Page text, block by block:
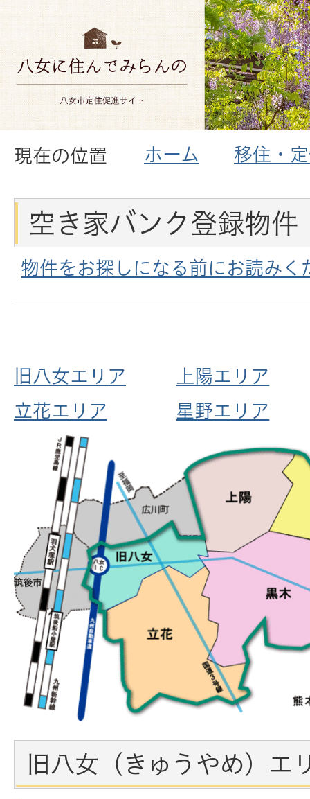
現在の位置 ホーム 移住・
空き家バンク登録物件
物件をお探しになる前にお読みく
旧八女エリア
上陽エリア
立花エリア
星野エリア
旧八女（きゅうやめ）エ